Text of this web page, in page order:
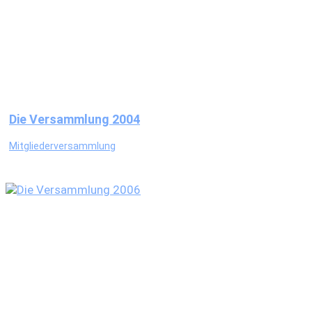
Die Versammlung 2004
Mitgliederversammlung